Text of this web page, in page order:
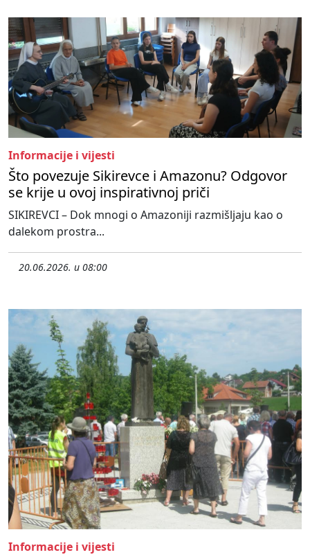
Informacije i vijesti
Što povezuje Sikirevce i Amazonu? Odgovor
se krije u ovoj inspirativnoj priči
SIKIREVCI – Dok mnogi o Amazoniji razmišljaju kao o
dalekom prostra...
20.06.2026. u 08:00
Informacije i vijesti